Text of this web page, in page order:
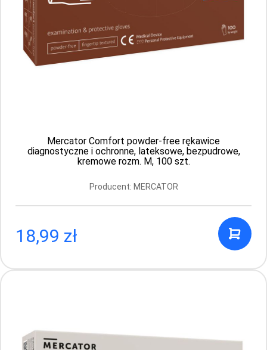
Mercator Santex powdered (smooth), rozm.
14.99 PLN
Mercator Comfort powder-free rękawice
diagnostyczne i ochronne, lateksowe, bezpudrowe,
kremowe rozm. M, 100 szt.
Producent: MERCATOR
18,99 zł